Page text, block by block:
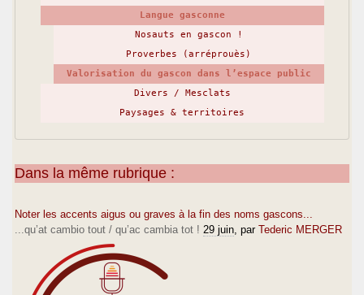
Langue gasconne
Nosauts en gascon !
Proverbes (arréprouès)
Valorisation du gascon dans l’espace public
Divers / Mesclats
Paysages & territoires
Dans la même rubrique :
Noter les accents aigus ou graves à la fin des noms gascons...
...qu’at cambio tout / qu’ac cambia tot ! 29 juin , par Tederic MERGER